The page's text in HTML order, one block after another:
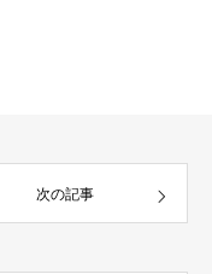
次の記事